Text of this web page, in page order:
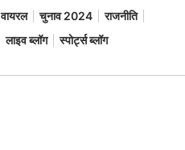
वायरल चुनाव 2024
राजनीति
लाइव ब्लॉग स्पोर्ट्स ब्लॉग